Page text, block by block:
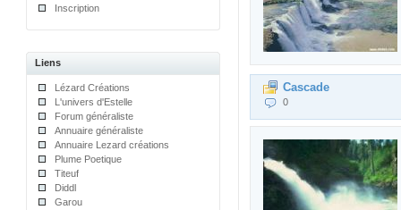
Inscription
Liens
Lézard Créations
L'univers d'Estelle
Forum généraliste
Annuaire généraliste
Annuaire Lezard créations
Plume Poetique
Titeuf
Diddl
Garou
Cascade
0